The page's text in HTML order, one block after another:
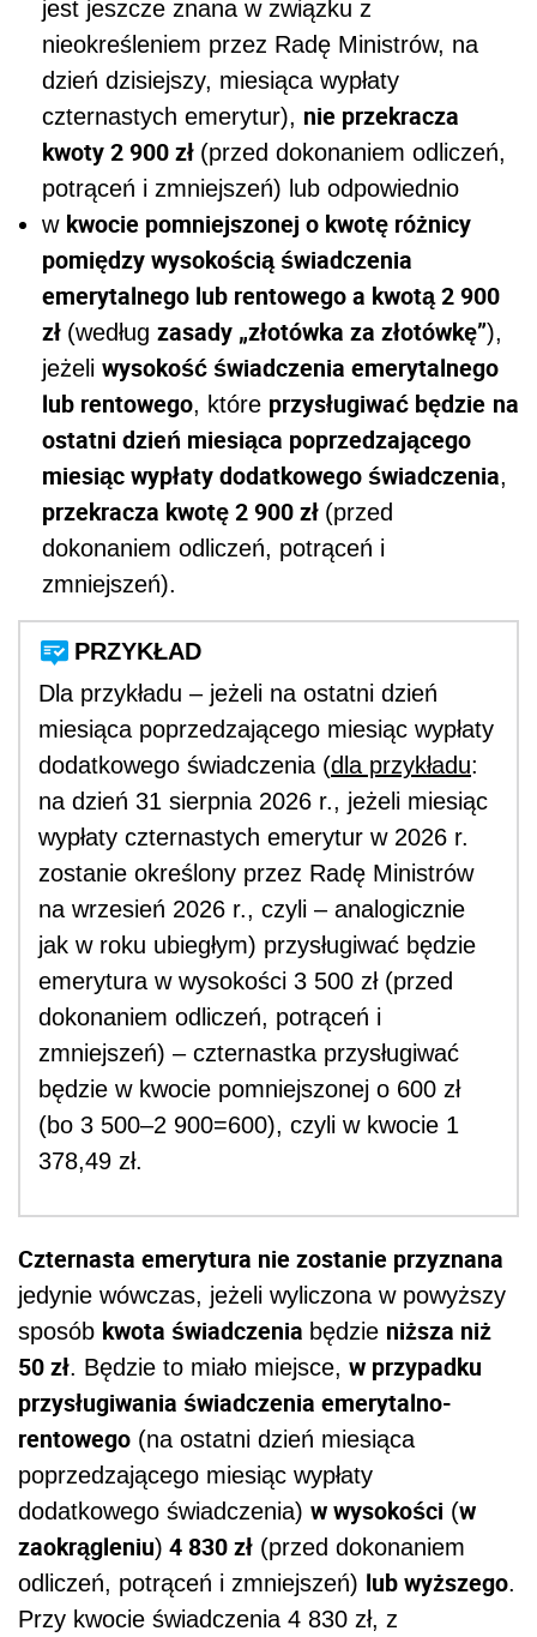
jest jeszcze znana w związku z
nieokreśleniem przez Radę Ministrów, na
dzień dzisiejszy, miesiąca wypłaty
czternastych emerytur), nie przekracza
kwoty 2 900 zł (przed dokonaniem odliczeń,
potrąceń i zmniejszeń) lub odpowiednio
w kwocie pomniejszonej o kwotę różnicy
pomiędzy wysokością świadczenia
emerytalnego lub rentowego a kwotą 2 900
zł (według zasady „złotówka za złotówkę”),
jeżeli wysokość świadczenia emerytalnego
lub rentowego, które przysługiwać będzie na
ostatni dzień miesiąca poprzedzającego
miesiąc wypłaty dodatkowego świadczenia,
przekracza kwotę 2 900 zł (przed
dokonaniem odliczeń, potrąceń i
zmniejszeń).
PRZYKŁAD
Dla przykładu – jeżeli na ostatni dzień
miesiąca poprzedzającego miesiąc wypłaty
dodatkowego świadczenia (dla przykładu:
na dzień 31 sierpnia 2026 r., jeżeli miesiąc
wypłaty czternastych emerytur w 2026 r.
zostanie określony przez Radę Ministrów
na wrzesień 2026 r., czyli – analogicznie
jak w roku ubiegłym) przysługiwać będzie
emerytura w wysokości 3 500 zł (przed
dokonaniem odliczeń, potrąceń i
zmniejszeń) – czternastka przysługiwać
będzie w kwocie pomniejszonej o 600 zł
(bo 3 500–2 900=600), czyli w kwocie 1
378,49 zł.
Czternasta emerytura nie zostanie przyznana
jedynie wówczas, jeżeli wyliczona w powyższy
sposób kwota świadczenia będzie niższa niż
50 zł. Będzie to miało miejsce, w przypadku
przysługiwania świadczenia emerytalno-
rentowego (na ostatni dzień miesiąca
poprzedzającego miesiąc wypłaty
dodatkowego świadczenia) w wysokości (w
zaokrągleniu) 4 830 zł (przed dokonaniem
odliczeń, potrąceń i zmniejszeń) lub wyższego.
Przy kwocie świadczenia 4 830 zł, z